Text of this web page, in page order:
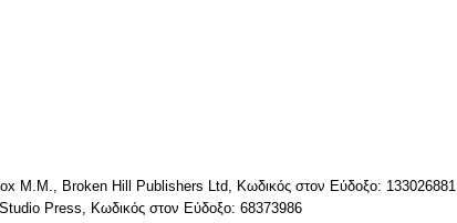
M.M., Broken Hill Publishers Ltd, Κωδικός στον Εύδοξο: 133026881
Press, Κωδικός στον Εύδοξο: 68373986